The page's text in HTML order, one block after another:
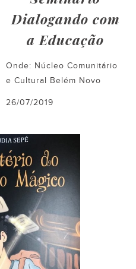
Dialogando com
a Educação
Onde: Núcleo Comunitário
e Cultural Belém Novo
26/07/2019